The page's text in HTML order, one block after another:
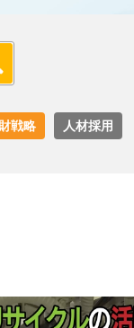
戦略 人材採用